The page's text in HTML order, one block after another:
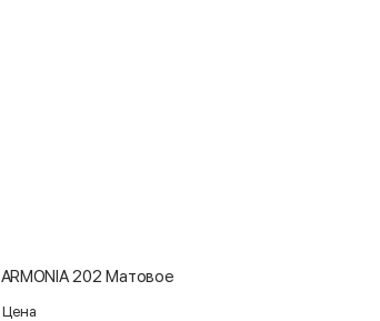
ARMONIA 202 Матовое
Цена